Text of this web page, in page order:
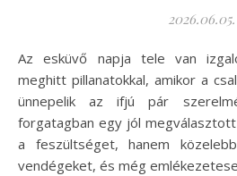
2026.06.05.
Az esküvő napja tele van izgalommal, nevetéssel és
meghitt pillanatokkal, amikor a
ünnepelik az ifjú pár
forgatagban egy jól
a feszültséget, hanem
vendégeket, és még